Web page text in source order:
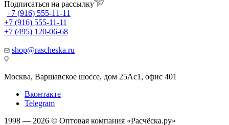
Подписаться на рассылку
+7 (916) 555-11-11
+7 (916) 555-11-11
+7 (495) 120-06-68
shop@rascheska.ru
Москва, Варшавское шоссе, дом 25Аc1, офис 401
Вконтакте
Telegram
1998 — 2026 © Оптовая компания «Расчёска.ру»